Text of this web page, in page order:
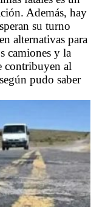
Además, hay
su turno
alternativas para
camiones y la
contribuyen al
pudo saber